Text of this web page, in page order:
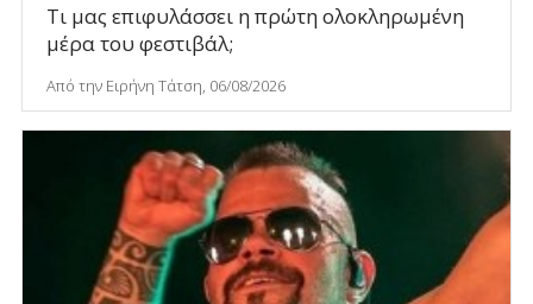
Τι μας επιφυλάσσει η πρώτη ολοκληρωμένη
μέρα του φεστιβάλ;
Από την Ειρήνη Τάτση, 06/08/2026